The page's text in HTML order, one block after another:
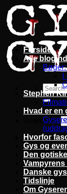
Fortsæt
til
indhold
Search for:
Forside
Alle
Stephen
Hvad er en
Hvorfor
Gys og
Den
Danske
Tidslinje
Om